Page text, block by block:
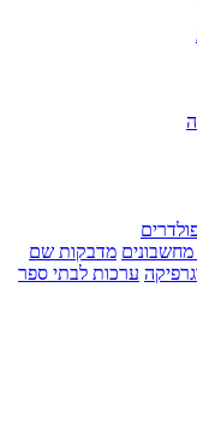
מחשבונים מדבקות שם
ערכות לבתי ספר